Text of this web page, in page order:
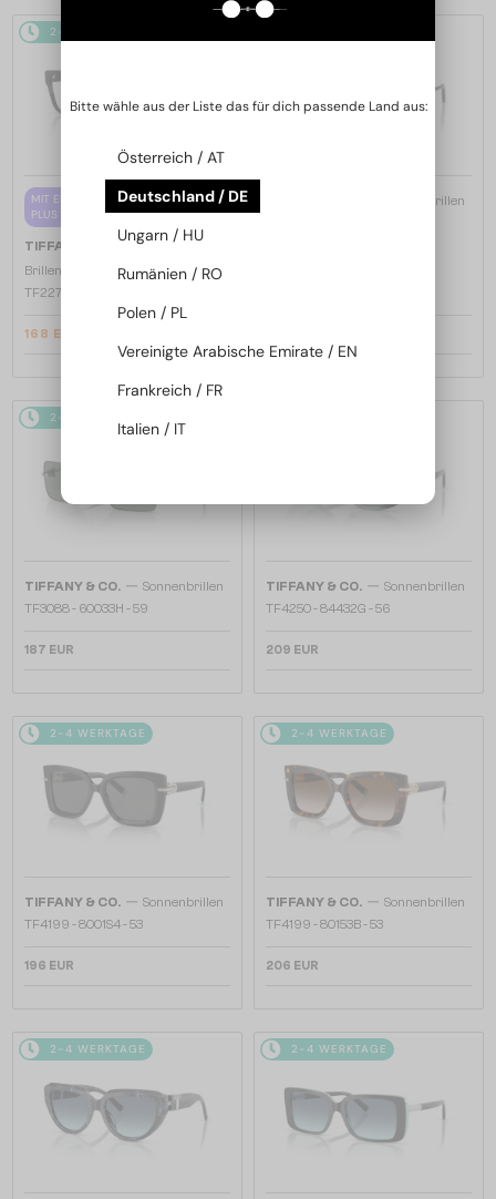
2-4 WERKTAGE
MIT EINER EINSTÄRKENGLASLINSE
PLUS 65 EUR
TIFFANY & CO. —
Brillenfassungen
TF2272U - 8420 - 52
168 EUR
Sonnenbrillen
2-4 WERKTAGE
TIFFANY & CO. — Sonnenbrillen
TF3088 - 60033H - 59
187 EUR
TIFFANY & CO. — Sonnenbrillen
TF4250 - 84432G - 56
209 EUR
2-4 WERKTAGE
TIFFANY & CO. — Sonnenbrillen
TF4199 - 8001S4 - 53
196 EUR
2-4 WERKTAGE
TIFFANY & CO. — Sonnenbrillen
TF4199 - 80153B - 53
206 EUR
2-4 WERKTAGE 2-4 WERKTAGE
Bitte wähle aus der Liste das für dich passende Land aus:
Österreich / AT
Deutschland / DE
Ungarn / HU
Rumänien / RO
Polen / PL
Vereinigte Arabische Emirate / EN
Frankreich / FR
Italien / IT